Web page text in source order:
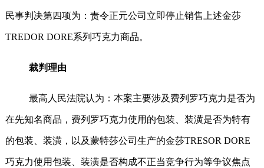
民事判决第四项为：责令正元公司立即停止销售上述金莎
TREDOR DORE系列巧克力商品。
裁判理由
最高人民法院认为：本案主要涉及费列罗巧克力是否为
在先知名商品，费列罗巧克力使用的包装、装潢是否为特有
的包装、装潢，以及蒙特莎公司生产的金莎TRESOR DORE
巧克力使用包装、装潢是否构成不正当竞争行为等争议焦点